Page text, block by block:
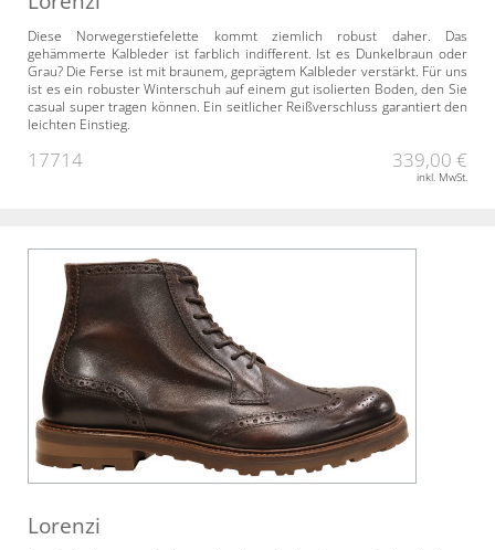
Diese Norwegerstiefelette kommt ziemlich robust daher. Das
gehämmerte Kalbleder ist farblich indifferent. Ist es Dunkelbraun oder
Grau? Die Ferse ist mit braunem, geprägtem Kalbleder verstärkt. Für uns
ist es ein robuster Winterschuh auf einem gut isolierten Boden, den Sie
casual super tragen können. Ein seitlicher Reißverschluss garantiert den
leichten Einstieg.
17714 339,00 €
inkl. MwSt.
Lorenzi